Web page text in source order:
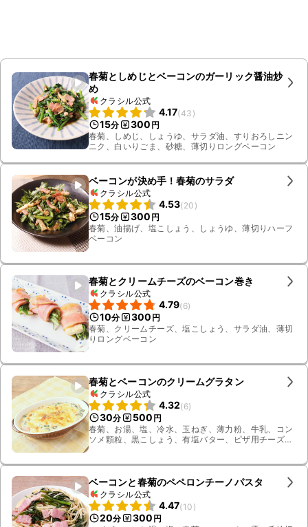
春菊としめじとベーコンのガーリック醤油炒
め
クラシル公式
4.17(43 )
15分 300 円
春菊、しめじ、しょうゆ、サラダ油、すりおろしニン
ニク、白いりごま、砂糖、薄切りロングベーコン
ベーコンが決め手！春菊のサラダ
クラシル公式
4.53(20 )
15分 300 円
春菊、油揚げ、塩こしょう、しょうゆ、薄切りハーフ
ベーコン
春菊とクリームチーズのベーコン巻き
クラシル公式
4.79(6)
10分 300 円
春菊、クリームチーズ、塩こしょう、サラダ油、薄切
りロングベーコン
春菊とベーコンのクリームグラタン
クラシル公式
4.32(6)
30分 500 円
春菊、お湯、塩、冷水、玉ねぎ、薄力粉、牛乳、コン
ソメ顆粒、黒こしょう、有塩バター、ピザ用チーズ、
ベーコンと春菊のペペロンチーノパスタ
クラシル公式
4.47(10 )
20分 300 円